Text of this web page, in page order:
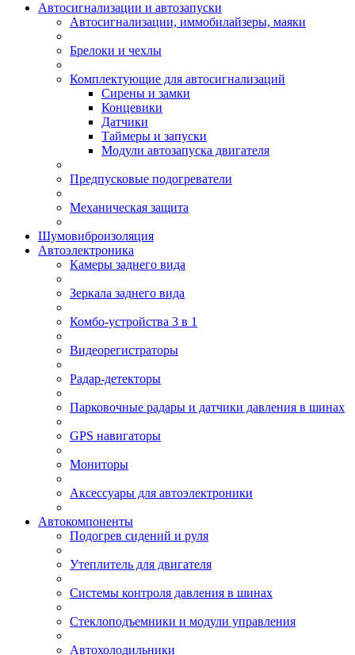
Автосигнализации и автозапуски
Автосигнализации, иммобилайзеры, маяки
Брелоки и чехлы
Комплектующие для автосигнализаций
Сирены и замки
Концевики
Датчики
Таймеры и запуски
Модули автозапуска двигателя
Предпусковые подогреватели
Механическая защита
Шумовиброизоляция
Автоэлектроника
Камеры заднего вида
Зеркала заднего вида
Комбо-устройства 3 в 1
Видеорегистраторы
Радар-детекторы
Парковочные радары и датчики давления в шинах
GPS навигаторы
Мониторы
Аксессуары для автоэлектроники
Автокомпоненты
Подогрев сидений и руля
Утеплитель для двигателя
Системы контроля давления в шинах
Стеклоподъемники и модули управления
Автохолодильники